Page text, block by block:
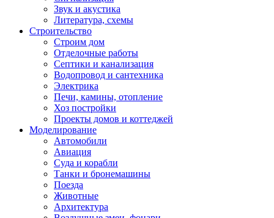
Звук и акустика
Литература, схемы
Строительство
Строим дом
Отделочные работы
Септики и канализация
Водопровод и сантехника
Электрика
Печи, камины, отопление
Хоз постройки
Проекты домов и коттеджей
Моделирование
Автомобили
Авиация
Суда и корабли
Танки и бронемашины
Поезда
Животные
Архитектура